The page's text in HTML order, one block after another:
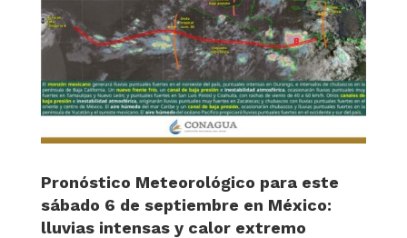
Pronóstico Meteorológico para este
sábado 6 de septiembre en México:
lluvias intensas y calor extremo